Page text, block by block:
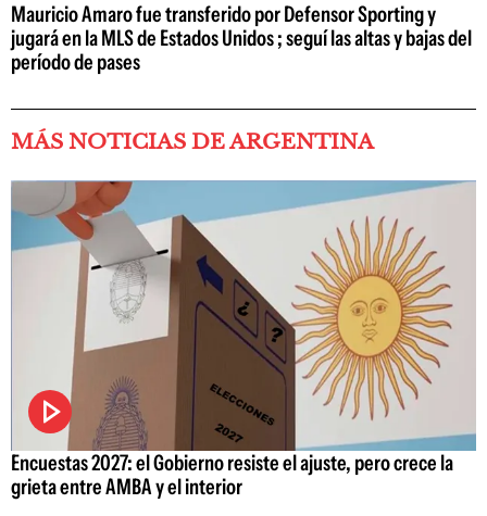
Mauricio Amaro fue transferido por Defensor Sporting y
jugará en la MLS de Estados Unidos ; seguí las altas y bajas del
período de pases
MÁS NOTICIAS DE ARGENTINA
Encuestas 2027: el Gobierno resiste el ajuste, pero crece la
grieta entre AMBA y el interior